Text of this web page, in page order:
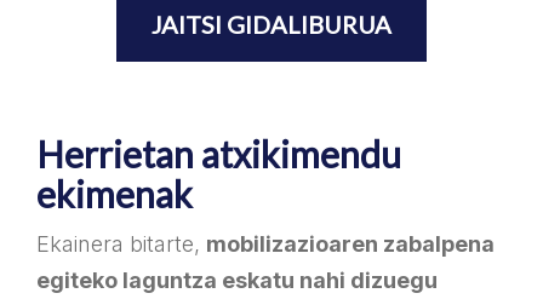
JAITSI GIDALIBURUA
Herrietan atxikimendu
ekimenak
Ekainera bitarte, mobilizazioaren zabalpena
egiteko laguntza eskatu nahi dizuegu